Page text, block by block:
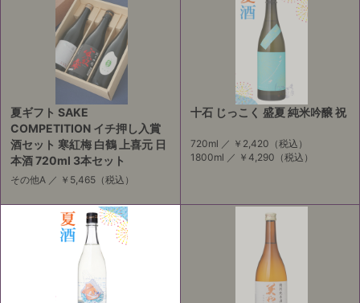
夏ギフト SAKE
COMPETITION イチ押し入賞
酒セット 寒紅梅 白鶴 上喜元 日
本酒 720ml 3本セット
その他A ／ ￥5,465 （税込）
十石 じっこく 盛夏 純米吟醸 祝
720ml ／ ￥2,420 （税込）
1800ml ／ ￥4,290 （税込）